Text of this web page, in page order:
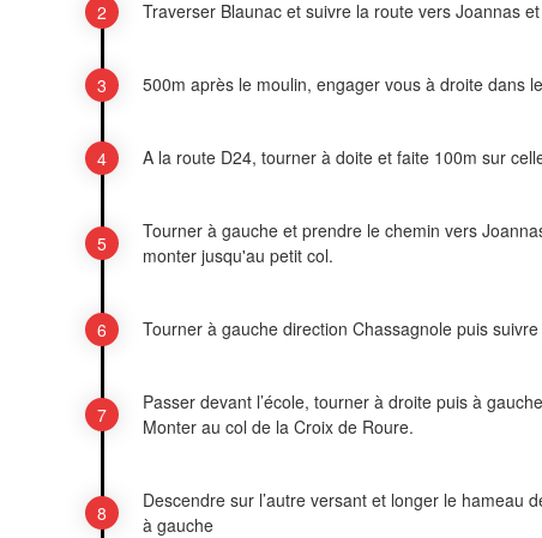
Traverser Blaunac et suivre la route vers Joannas
500m après le moulin, engager vous à droite dans
A la route D24, tourner à doite et faite 100m sur
Tourner à gauche et prendre le chemin vers
monter jusqu'au petit col.
Tourner à gauche direction Chassagnole puis
Passer devant l’école, tourner à droite puis à
Monter au col de la Croix de Roure.
Descendre sur l’autre versant et longer le hameau
à gauche